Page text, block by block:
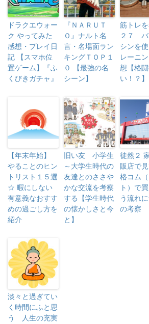
ドラクエウォー
ク やってみた
感想・プレイ日
記 【スマホ位
置ゲーム】『ふ
くびきガチャ』
『ＮＡＲＵＴ
Ｏ』ナルト名
言・名場面ラン
キングＴＯＰ１
０ 【最強の名
シーン】
筋トレ
２７ バ
シンを
レーニ
想【格
い！？】
【年末年始】
やることのヒン
トリスト１５選
☆ 暇にしない
有意義なおすす
めの過ごし方を
紹介
旧い友 小学生
～大学生時代の
友達とのささや
かな交流を考察
する【学生時代
の懐かしさと今
と】
徒然２
販店で
格コム
ト）で
う流れ
の考察
淡々と過ぎてい
く時間にふと思
う 人生の充実